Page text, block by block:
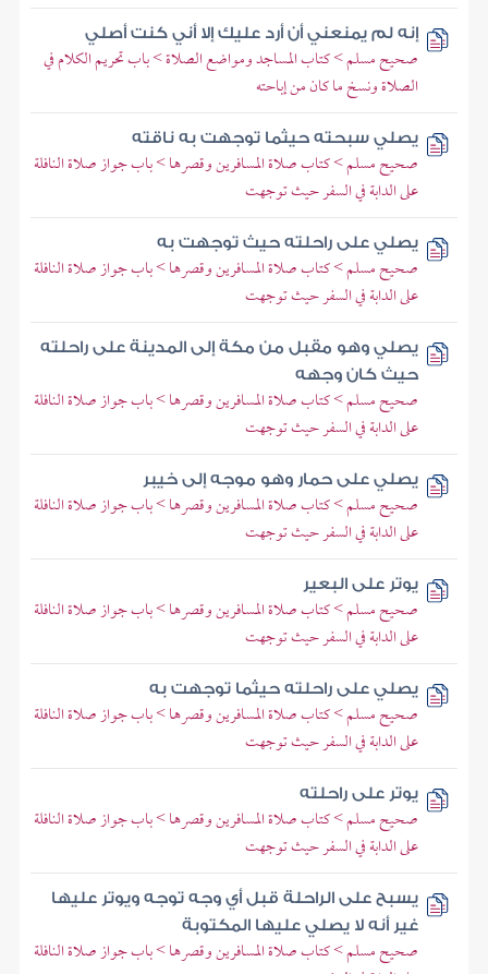
إنه لم يمنعني أن أرد عليك إلا أني كنت أصلي
صحيح مسلم > كتاب المساجد ومواضع الصلاة > باب تحريم الكلام في
الصلاة ونسخ ما كان من إباحته
يصلي سبحته حيثما توجهت به ناقته
صحيح مسلم > كتاب صلاة المسافرين وقصرها > باب جواز صلاة النافلة
على الدابة في السفر حيث توجهت
يصلي على راحلته حيث توجهت به
صحيح مسلم > كتاب صلاة المسافرين وقصرها > باب جواز صلاة النافلة
على الدابة في السفر حيث توجهت
يصلي وهو مقبل من مكة إلى المدينة على راحلته
حيث كان وجهه
صحيح مسلم > كتاب صلاة المسافرين وقصرها > باب جواز صلاة النافلة
على الدابة في السفر حيث توجهت
يصلي على حمار وهو موجه إلى خيبر
صحيح مسلم > كتاب صلاة المسافرين وقصرها > باب جواز صلاة النافلة
على الدابة في السفر حيث توجهت
يوتر على البعير
صحيح مسلم > كتاب صلاة المسافرين وقصرها > باب جواز صلاة النافلة
على الدابة في السفر حيث توجهت
يصلي على راحلته حيثما توجهت به
صحيح مسلم > كتاب صلاة المسافرين وقصرها > باب جواز صلاة النافلة
على الدابة في السفر حيث توجهت
يوتر على راحلته
صحيح مسلم > كتاب صلاة المسافرين وقصرها > باب جواز صلاة النافلة
على الدابة في السفر حيث توجهت
يسبح على الراحلة قبل أي وجه توجه ويوتر عليها
غير أنه لا يصلي عليها المكتوبة
صحيح مسلم > كتاب صلاة المسافرين وقصرها > باب جواز صلاة النافلة